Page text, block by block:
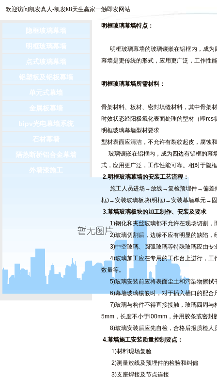
欢迎访问凯发真人-凯发k8天生赢家一触即发网站
隐框玻璃幕墙
明框玻璃幕墙
点式玻璃幕墙
铝塑板及铝板幕墙
单元式幕墙
金属板幕墙
bipv光电幕墙系统
石材幕墙
隔热断桥铝合金幕墙
外墙漆施工
明框玻璃幕墙特点：
明框玻璃幕墙的玻璃镶嵌在铝框内，成为
幕墙是更传统的形式，应用更广泛，工作性
明框玻璃幕墙所需材料：
骨架材料、板材、密封填缝材料，其中骨架
时效状态经阳极氧化表面处理的型材（即rcs
明框玻璃幕墙型材要求
型材表面应清洁，不允许有裂纹起皮，腐蚀
玻璃镶嵌在铝框内，成为四边有铝框的幕
式，应用更广泛，工作性能可靠。相对于隐
2.明框玻璃幕墙的安装工艺流程：
施工人员进场→放线→复检预埋件→偏差
框)→安装玻璃板块(明框)→安装幕墙单元→
3.幕墙玻璃板块的加工制作、安装及要求
1)钢化和夹丝玻璃都不允许在现场切割，
2)玻璃切割后，边缘不应有明显的缺陷，
3)中空玻璃、圆弧玻璃等特殊玻璃应由专
4)玻璃加工应在专用的工作台上进行，工
数量等。
5)玻璃安装前应将表面尘土和污染物擦拭
6)幕墙玻璃镶嵌时，对于插入槽口的配合
7)玻璃与构件不得直接接触，玻璃四周与
5mm，长度不小于l00mm，并用胶条或密封
8)玻璃安装后应先自检，合格后报质检人
4.幕墙施工安装质量控制要点：
1)材料现场复验
2)测量放线及预埋件的检验和纠偏
3)支座焊接及节点连接